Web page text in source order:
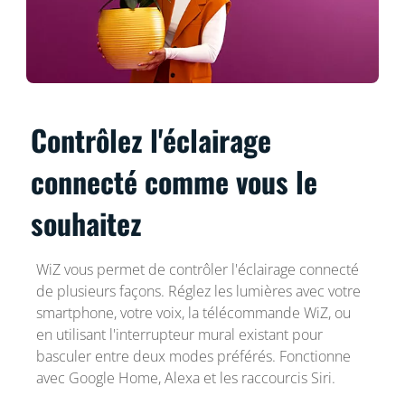
Contrôlez l'éclairage
connecté comme vous le
souhaitez
WiZ vous permet de contrôler l'éclairage connecté
de plusieurs façons. Réglez les lumières avec votre
smartphone, votre voix, la télécommande WiZ, ou
en utilisant l'interrupteur mural existant pour
basculer entre deux modes préférés. Fonctionne
avec Google Home, Alexa et les raccourcis Siri.